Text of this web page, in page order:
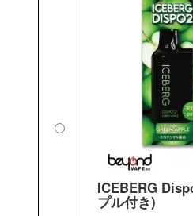
ICEBERG
プル付き)